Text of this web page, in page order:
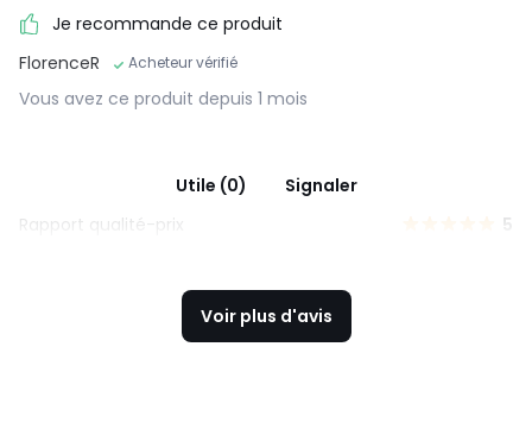
Je recommande ce produit
FlorenceR
Acheteur vérifié
Vous avez ce produit depuis 1 mois
Utile (0)
Signaler
Rapport qualité-prix
5
Voir plus d'avis